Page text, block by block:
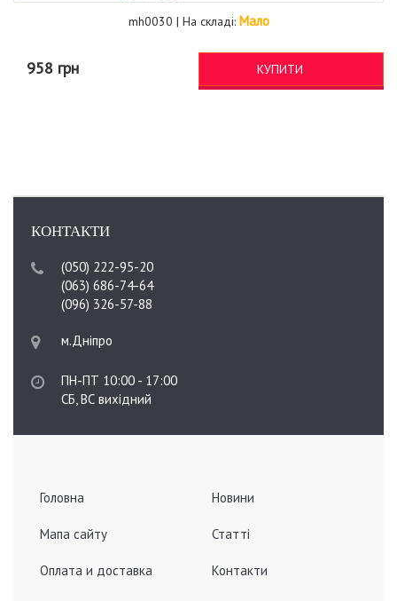
mh0030 | На складі: Мало
958 грн КУПИТИ
КОНТАКТИ
(050) 222-95-20
(063) 686-74-64
(096) 326-57-88
м.Дніпро
ПН-ПТ 10:00 - 17:00
СБ, ВС вихідний
Головна
Мапа сайту
Оплата и доставка
Новини
Статті
Контакти